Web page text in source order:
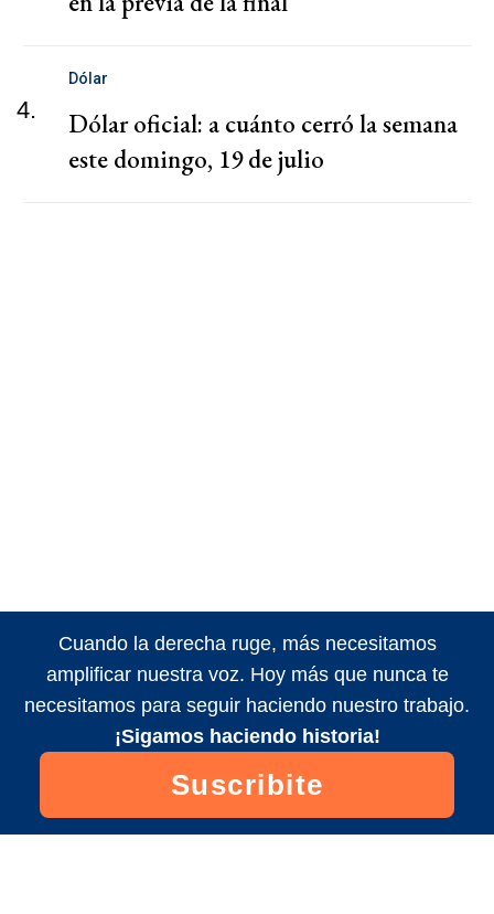
4.
Dólar
Dólar oficial: a cuánto cerró la semana
este domingo, 19 de julio
Cuando la derecha ruge, más necesitamos
amplificar nuestra voz. Hoy más que nunca te
necesitamos para seguir haciendo nuestro trabajo.
¡Sigamos haciendo historia!
Suscribite